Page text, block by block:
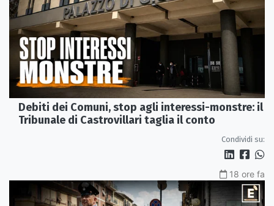
Debiti dei Comuni, stop agli interessi-monstre: il
Tribunale di Castrovillari taglia il conto
Condividi su:
18 ore fa